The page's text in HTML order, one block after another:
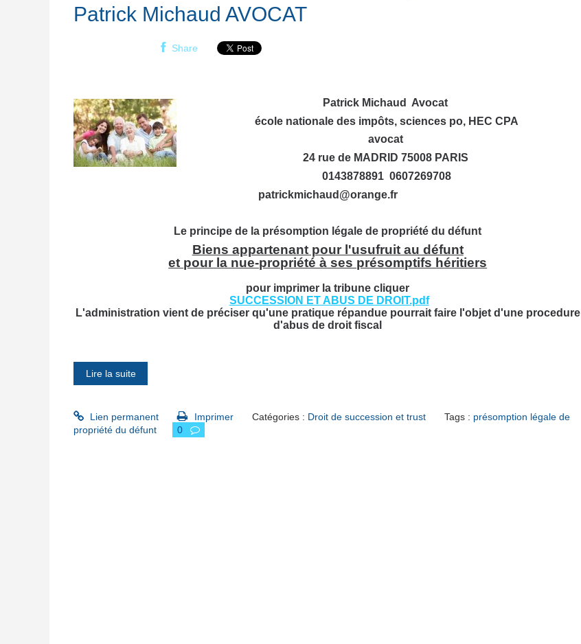
Patrick Michaud AVOCAT
Share
Patrick Michaud Avocat
école nationale des impôts, sciences po, HEC CPA
avocat
24 rue de MADRID 75008 PARIS
0143878891 0607269708
patrickmichaud@orange.fr
Le principe de la présomption légale de propriété du défunt
Biens appartenant pour l'usufruit au défunt
et pour la nue-propriété à ses présomptifs héritiers
pour imprimer la tribune cliquer
SUCCESSION ET ABUS DE DROIT.pdf
L'administration vient de préciser qu'une pratique répandue pourrait faire l'objet d'une procedure
d'abus de droit fiscal
Lire la suite
Lien permanent Imprimer Catégories : Droit de succession et trust Tags : présomption légale de
propriété du défunt
0